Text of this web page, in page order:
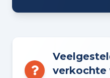
verkochte